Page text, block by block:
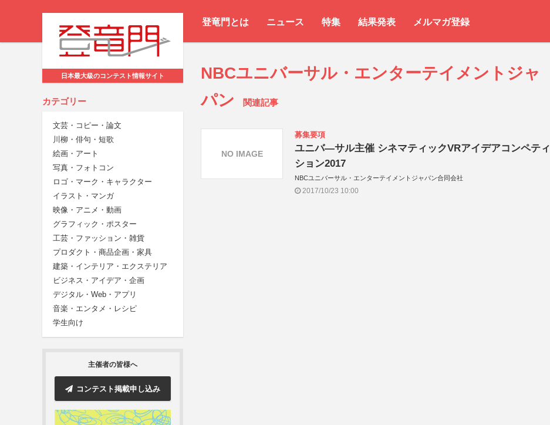
登竜門とは ニュース 特集 結果発表 メルマガ登録
日本最大級のコンテスト情報サイト
カテゴリー
文芸・コピー・論文
川柳・俳句・短歌
絵画・アート
写真・フォトコン
ロゴ・マーク・キャラクター
イラスト・マンガ
映像・アニメ・動画
グラフィック・ポスター
工芸・ファッション・雑貨
プロダクト・商品企画・家具
建築・インテリア・エクステリア
ビジネス・アイデア・企画
デジタル・Web・アプリ
音楽・エンタメ・レシピ
学生向け
主催者の皆様へ
コンテスト掲載申し込み
NBCユニバーサル・エンターテイメントジャ
パン
関連記事
募集要項
ユニバ―サル主催 シネマティックVRアイデアコンペティ
ション2017
NBCユニバーサル・エンターテイメントジャパン合同会社
2017/10/23 10:00
NO IMAGE